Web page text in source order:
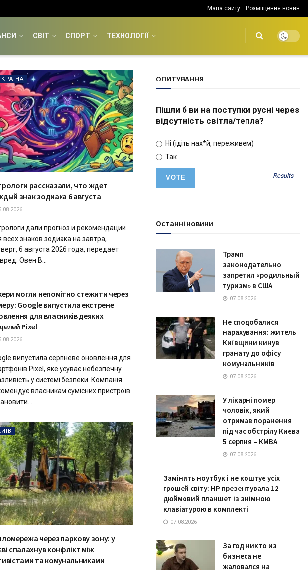
Мапа сайту Розміщення новин
СВІТ СПОРТ ТЕХНОЛОГІЇ
рассказали, что ждет
знак зодиака 6 августа
дали прогноз и рекомендации
всех знаков зодиака на завтра,
6 августа 2026 года, передает
Овен В...
могли непомітно стежити через
Google випустила екстрене
для власників деяких
Pixel
випустила серпневе оновлення для
Pixel, яке усуває небезпечну
у системі безпеки. Компанія
власникам сумісних пристроїв
через паркову зону: у
спалахнув конфлікт між
та комунальниками
ОПИТУВАННЯ
Пішли б ви на поступки русні через
відсутність світла/тепла?
Ні (ідіть нах*й, переживем)
Так
Results
Останні новини
Трамп
законодательно
запретил «родильный
туризм» в США
07.08.2026
Не сподобалися
нарахування: житель
Київщини кинув
гранату до офісу
комунальників
07.08.2026
У лікарні помер
чоловік, який
отримав поранення
під час обстрілу Києва
5 серпня – КМВА
07.08.2026
Замінить ноутбук і не коштує усіх
грошей світу: HP презентувала 12-
дюймовий планшет із знімною
клавіатурою в комплекті
07.08.2026
За год никто из
бизнеса не
жаловался на